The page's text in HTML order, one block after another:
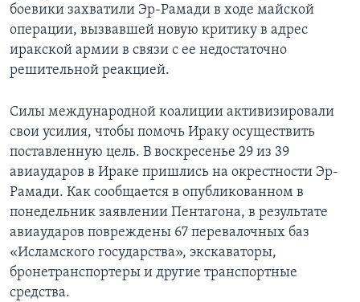
боевики захватили Эр-Рамади в ходе майской
операции, вызвавшей новую критику в адрес
иракской армии в связи с ее недостаточно
решительной реакцией.
Силы международной коалиции активизировали
свои усилия, чтобы помочь Ираку осуществить
поставленную цель. В воскресенье 29 из 39
авиаударов в Ираке пришлись на окрестности Эр-
Рамади. Как сообщается в опубликованном в
понедельник заявлении Пентагона, в результате
авиаударов повреждены 67 перевалочных баз
«Исламского государства», экскаваторы,
бронетранспортеры и другие транспортные
средства.